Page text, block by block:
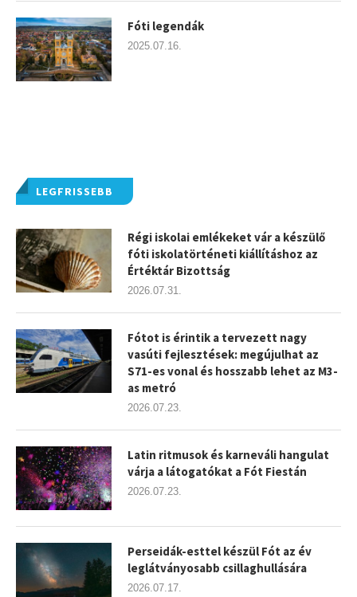
LEGFRISSEBB
Régi iskolai emlékeket vár a készülő
fóti iskolatörténeti kiállításhoz az
Értéktár Bizottság
2026.07.31.
Fótot is érintik a tervezett nagy
vasúti fejlesztések: megújulhat az
S71-es vonal és hosszabb lehet az M3-
as metró
2026.07.23.
Latin ritmusok és karneváli hangulat
várja a látogatókat a Fót Fiestán
2026.07.23.
Perseidák-esttel készül Fót az év
leglátványosabb csillaghullására
2026.07.17.
Fóti legendák
2025.07.16.